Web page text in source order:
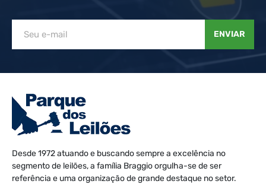
ENVIAR
Desde 1972 atuando e buscando sempre a excelência no
segmento de leilões, a família Braggio orgulha-se de ser
referência e uma organização de grande destaque no setor.